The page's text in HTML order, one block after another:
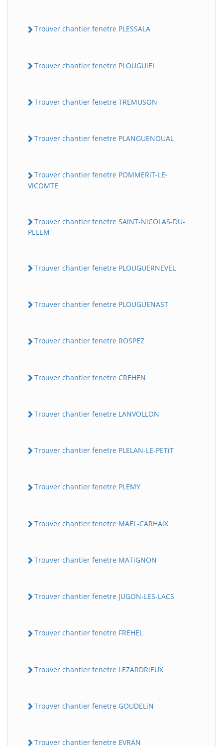
Trouver chantier fenetre PLESSALA
Trouver chantier fenetre PLOUGUiEL
Trouver chantier fenetre TREMUSON
Trouver chantier fenetre PLANGUENOUAL
Trouver chantier fenetre POMMERiT-LE-
ViCOMTE
Trouver chantier fenetre SAiNT-NiCOLAS-DU-
PELEM
Trouver chantier fenetre PLOUGUERNEVEL
Trouver chantier fenetre PLOUGUENAST
Trouver chantier fenetre ROSPEZ
Trouver chantier fenetre CREHEN
Trouver chantier fenetre LANVOLLON
Trouver chantier fenetre PLELAN-LE-PETiT
Trouver chantier fenetre PLEMY
Trouver chantier fenetre MAEL-CARHAiX
Trouver chantier fenetre MATiGNON
Trouver chantier fenetre JUGON-LES-LACS
Trouver chantier fenetre FREHEL
Trouver chantier fenetre LEZARDRiEUX
Trouver chantier fenetre GOUDELiN
Trouver chantier fenetre EVRAN